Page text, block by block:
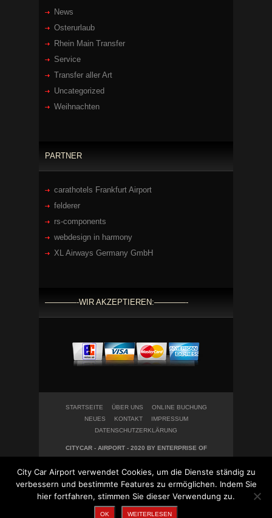
News
Osterurlaub
Rhein Main Transfer
Service
Transfer aller Art
Uncategorized
Weihnachten
PARTNER
carathotels Frankfurt Airport
felderer
rs-components
webdesign in harmony
XL Airways Germany GmbH
————-WIR AKZEPTIEREN:————-
STARTSEITE ÜBER UNS
ONLINE BUCHUNG
NEUES
KONTAKT
IMPRESSUM
DATENSCHUTZERKLÄRUNG
CITYCAR - AIRPORT - 2020 BY ENTERPRISE OF
City Car Airport verwendet Cookies, um die Dienste ständig zu
verbessern und bestimmte Features zu ermöglichen. Indem Sie
hier fortfahren, stimmen Sie dieser Verwendung zu.
OK WEITERLESEN